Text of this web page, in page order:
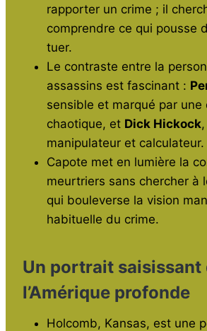
rapporter un crime ; il
comprendre ce qui pousse
tuer.
Le contraste entre la
assassins est fascinant :
sensible et marqué par une
chaotique, et Dick Hickock
manipulateur et calculateur.
Capote met en lumière la
meurtriers sans chercher à
qui bouleverse la vision
habituelle du crime.
Un portrait saisissant
l’Amérique profonde
Holcomb, Kansas, est une